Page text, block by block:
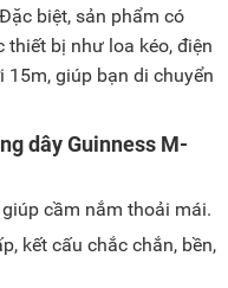
biệt, sản phẩm có
thiết bị như loa kéo, điện
giúp bạn di chuyển
dây Guinness M-
cầm nắm thoải mái.
kết cấu chắc chắn, bền,